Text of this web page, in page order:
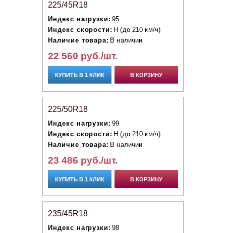
225/45R18
Индекс нагрузки: 95
Индекс скорости: H (до 210 км/ч)
Наличие товара: В наличии
22 560 руб./шт.
КУПИТЬ В 1 КЛИК В КОРЗИНУ
225/50R18
Индекс нагрузки: 99
Индекс скорости: H (до 210 км/ч)
Наличие товара: В наличии
23 486 руб./шт.
КУПИТЬ В 1 КЛИК В КОРЗИНУ
235/45R18
Индекс нагрузки: 98